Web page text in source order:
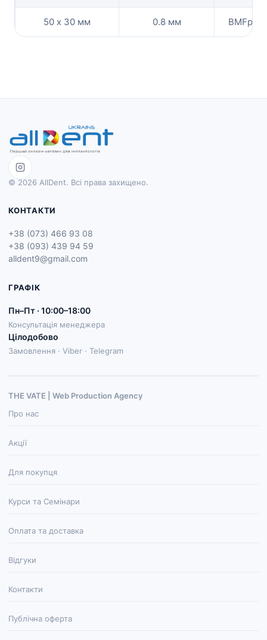
50 х 30 мм 0.8 мм
© 2026 AllDent. Всі права захищено.
КОНТАКТИ
+38 (073) 466 93 08
+38 (093) 439 94 59
alldent9@gmail.com
ГРАФІК
Пн–Пт · 10:00–18:00
Консультація менеджера
Цілодобово
Замовлення · Viber · Telegram
THE VATE | Web Production Agenсy
Про нас
Акції
Для покупця
Курси та Семінари
Оплата та доставка
Відгуки
Контакти
Публічна оферта